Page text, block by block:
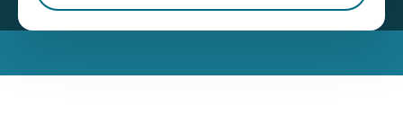
Inc.